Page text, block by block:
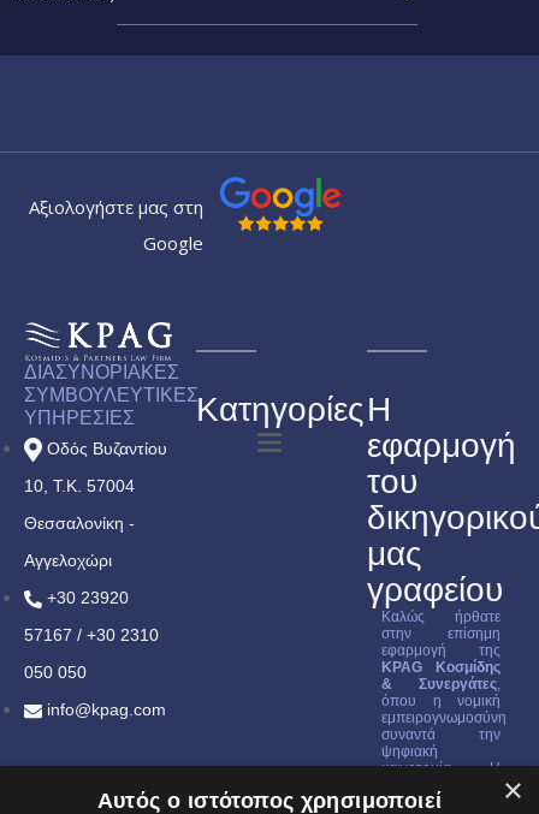
Αξιολογήστε μας στη
Google
ΔΙΑΣΥΝΟΡΙΑΚΕΣ
ΣΥΜΒΟΥΛΕΥΤΙΚΕΣ
ΥΠΗΡΕΣΙΕΣ
Οδός Βυζαντίου
10, Τ.Κ. 57004
Θεσσαλονίκη -
Αγγελοχώρι
+30 23920
57167 / +30 2310
050 050
info@kpag.com
ΚατηγορίεςΗ
εφαρμογή
του
μας
γραφείου
Καλώς ήρθατε
στην επίσημη
εφαρμογή της
KPAG Κοσμίδης
& Συνεργάτες,
όπου η νομική
εμπειρογνωμοσύνη
συναντά την
ψηφιακή
καινοτομία. Η
έχει σχεδιαστεί για
×
Αυτός ο ιστότοπος χρησιμοποιεί